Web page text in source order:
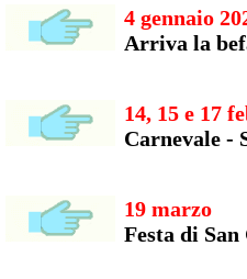
4 gennaio
Arriva la
14, 15 e 17
Carnevale -
19 marzo
Festa di